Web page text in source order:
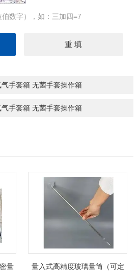
数字），如：三加四=7
手套箱 无菌手套操作箱
手套箱 无菌手套操作箱
量 量入式高精度玻璃量筒（可定